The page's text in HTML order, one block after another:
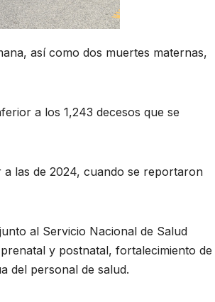
así como dos muertes maternas,
a los 1,243 decesos que se
a las de 2024, cuando se reportaron
al Servicio Nacional de Salud
y postnatal, fortalecimiento de
del personal de salud.